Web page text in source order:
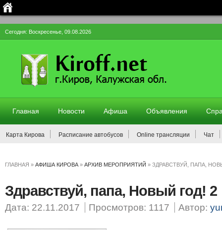
Сегодня: Воскресенье, 09.08.2026
Главная Новости Афиша Объявления
Карта Кирова Расписание автобусов Online трансляции Чат
ГЛАВНАЯ » АФИША КИРОВА » АРХИВ МЕРОПРИЯТИЙ » ЗДРАВСТВУЙ, ПАПА,
Здравствуй, папа, Новый год! 2
Дата: 22.11.2017 Просмотров: 1117 Автор: